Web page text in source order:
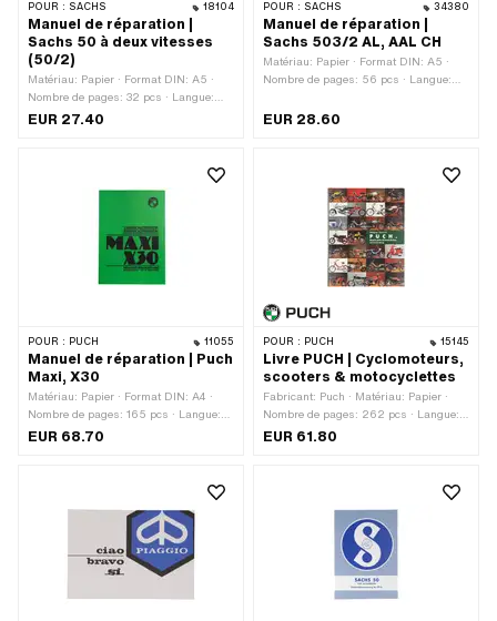
POUR : SACHS 18104
Manuel de réparation |
Sachs 50 à deux vitesses
(50/2)
Matériau: Papier · Format DIN: A5 ·
Nombre de pages: 32 pcs · Langue:
Allemand
EUR 27.40
POUR : SACHS 34380
Manuel de réparation |
Sachs 503/2 AL, AAL CH
Matériau: Papier · Format DIN: A5 ·
Nombre de pages: 56 pcs · Langue:
EUR 28.60
POUR : PUCH 11055
Manuel de réparation | Puch
Maxi, X30
Matériau: Papier · Format DIN: A4 ·
Nombre de pages: 165 pcs · Langue:
Allemand · Langue: Français
EUR 68.70
POUR : PUCH 15145
Livre PUCH | Cyclomoteurs,
scooters & motocyclettes
Fabricant: Puch · Matériau: Papier ·
Nombre de pages: 262 pcs · Langue:
Allemand
EUR 61.80